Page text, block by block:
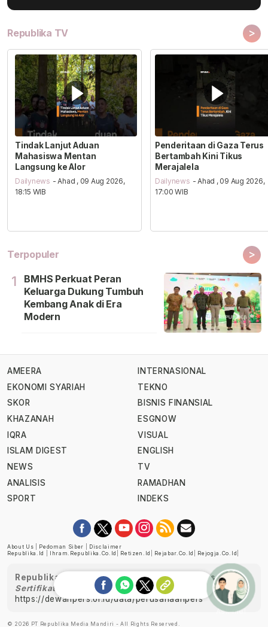
Republika TV >
Tindak Lanjut Aduan
Mahasiswa Mentan
Langsung ke Alor
Dailynews - Ahad , 09 Aug 2026,
18:15 WIB
Penderitaan di Gaza Terus
Bertambah Kini Tikus
Merajalela
Dailynews - Ahad , 09 Aug 2026,
17:00 WIB
Terpopuler >
1
BMHS Perkuat Peran
Keluarga Dukung Tumbuh
Kembang Anak di Era
Modern
AMEERA
EKONOMI SYARIAH
SKOR
KHAZANAH
IQRA
ISLAM DIGEST
NEWS
ANALISIS
SPORT
INTERNASIONAL
TEKNO
BISNIS FINANSIAL
ESGNOW
VISUAL
ENGLISH
TV
RAMADHAN
INDEKS
About Us Pedoman Siber
Disclaimer
Republika.id
Ihram.republika.co.id Retizen.id Rejabar.co.id Rejogja.co.id
Republika telah diverifikasi oleh Dewan Pers
Sertifikat Nomor 1058/DP-Verifikasi/K/XII/2022
https://dewanpers.or.id/data/perusahaanpers
© 2026 PT Republika Media Mandiri - All Rights Reserved.
Ask me!